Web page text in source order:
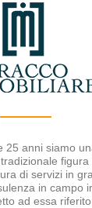
anni siamo
di servizi in
in campo
ad essa riferito.